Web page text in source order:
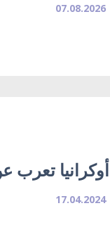
07.08.2026
أوكرانيا تعرب
17.04.2024